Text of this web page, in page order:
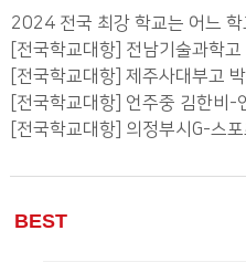
2024 전국 최강 학교는 어느
[전국학교대항] 전남기술과학
[전국학교대항] 제주사대부고
[전국학교대항] 언주중 김한비
[전국학교대항] 의정부시G-스
BEST